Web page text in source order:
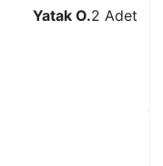
Yatak O.2 Adet